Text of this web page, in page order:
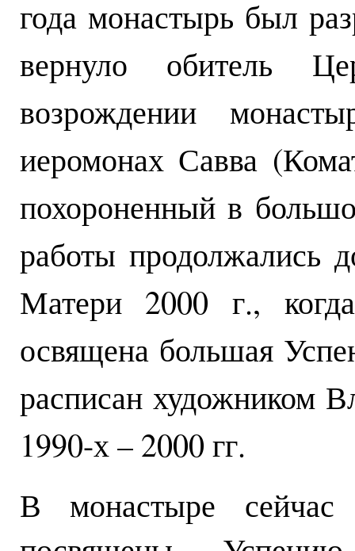
года монастырь был
вернуло обитель
возрождении
иеромонах Савва
похороненный в
работы продолжались
Матери 2000 г.,
освящена большая
расписан художником
1990-х – 2000 гг.
В монастыре